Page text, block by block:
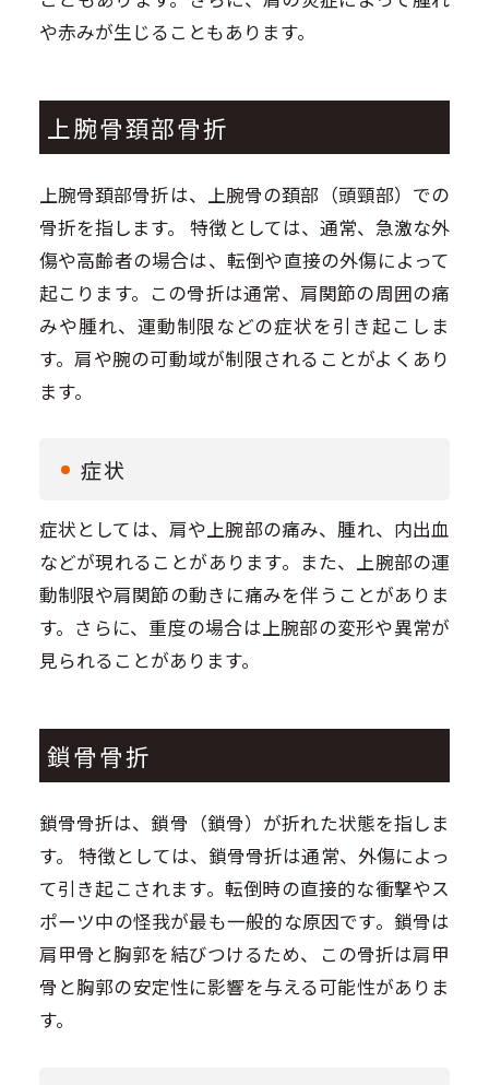
や赤みが生じることもあります。
上腕骨頚部骨折
上腕骨頚部骨折は、上腕骨の頚部（頭頸部）での
骨折を指します。 特徴としては、通常、急激な外
傷や高齢者の場合は、転倒や直接の外傷によって
起こります。この骨折は通常、肩関節の周囲の痛
みや腫れ、運動制限などの症状を引き起こしま
す。肩や腕の可動域が制限されることがよくあり
ます。
症状
症状としては、肩や上腕部の痛み、腫れ、内出血
などが現れることがあります。また、上腕部の運
動制限や肩関節の動きに痛みを伴うことがありま
す。さらに、重度の場合は上腕部の変形や異常が
見られることがあります。
鎖骨骨折
鎖骨骨折は、鎖骨（鎖骨）が折れた状態を指しま
す。 特徴としては、鎖骨骨折は通常、外傷によっ
て引き起こされます。転倒時の直接的な衝撃やス
ポーツ中の怪我が最も一般的な原因です。鎖骨は
肩甲骨と胸郭を結びつけるため、この骨折は肩甲
骨と胸郭の安定性に影響を与える可能性がありま
す。